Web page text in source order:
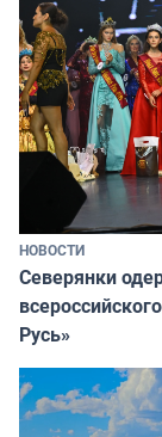
НОВОСТИ
Северянки
Русь»